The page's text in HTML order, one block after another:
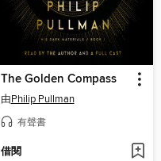
The Golden Compass
由Philip Pullman
有聲書
借閱